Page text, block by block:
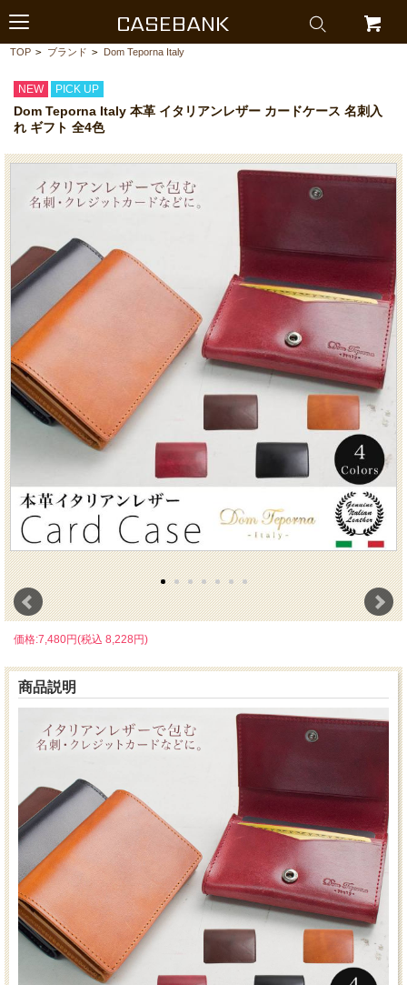
CASEBANK
TOP > ブランド > Dom Teporna Italy
NEW PICK UP
Dom Teporna Italy 本革 イタリアンレザー カードケース 名刺入
れ ギフト 全4色
価格:7,480円(税込 8,228円)
商品説明